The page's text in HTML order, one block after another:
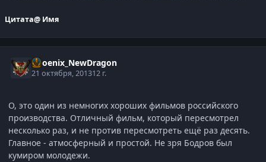
Цитата@ Имя
Phoenix_NewDragon
21 октября, 201312 г.
О, это один из немногих хороших фильмов российского
производства. Отличный фильм, который пересмотрел
несколько раз, и не против пересмотреть ещё раз десять.
Главное - атмосферный и простой. Не зря Бодров был
кумиром молодежи.